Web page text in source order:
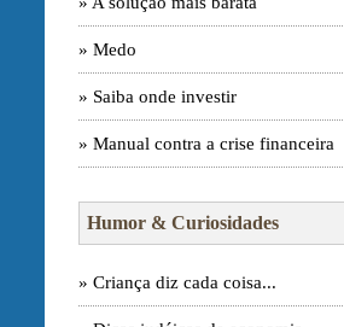
» Medo
» Saiba onde investir
» Manual contra a crise financeira
Humor & Curiosidades
» Criança diz cada coisa...